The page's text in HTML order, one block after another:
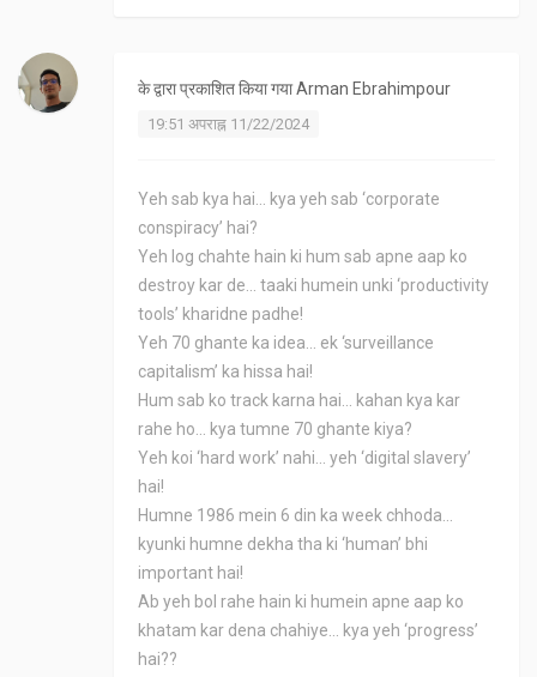
के द्वारा प्रकाशित किया गयाArman Ebrahimpour
19:51 अपराह्न 11/22/2024
Yeh sab kya hai... kya yeh sab ‘corporate
conspiracy’ hai?
Yeh log chahte hain ki hum sab apne aap ko
destroy kar de... taaki humein unki ‘productivity
tools’ kharidne padhe!
Yeh 70 ghante ka idea... ek ‘surveillance
capitalism’ ka hissa hai!
Hum sab ko track karna hai... kahan kya kar
rahe ho... kya tumne 70 ghante kiya?
Yeh koi ‘hard work’ nahi... yeh ‘digital slavery’
hai!
Humne 1986 mein 6 din ka week chhoda...
kyunki humne dekha tha ki ‘human’ bhi
important hai!
Ab yeh bol rahe hain ki humein apne aap ko
khatam kar dena chahiye... kya yeh ‘progress’
hai??